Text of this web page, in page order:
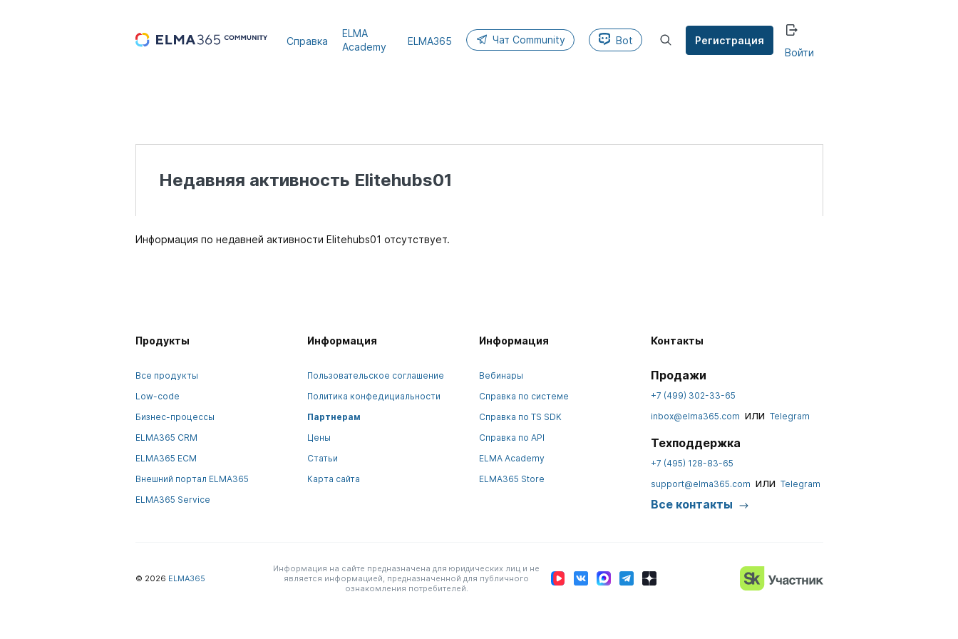
Справка
ELMA
Academy
ELMA365 Чат Community Bot
Регистрация
Войти
Недавняя активность Elitehubs01
Информация по недавней активности Elitehubs01 отсутствует.
Продукты
Все продукты
Low-code
Бизнес-процессы
ELMA365 CRM
ELMA365 ECM
Внешний портал ELMA365
ELMA365 Service
Информация
Пользовательское соглашение
Политика конфедициальности
Партнерам
Цены
Статьи
Карта сайта
Информация
Вебинары
Справка по системе
Справка по TS SDK
Справка по API
ELMA Academy
ELMA365 Store
Контакты
Продажи
+7 (499) 302-33-65
inbox@elma365.com или Telegram
Техподдержка
+7 (495) 128-83-65
support@elma365.com или Telegram
Все контакты
© 2026 ELMA365
Информация на сайте предназначена для юридических лиц и не
является информацией, предназначенной для публичного
ознакомления потребителей.